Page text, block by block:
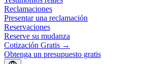
Reclamaciones
Presentar una reclamación
Reservaciones
Reserve su mudanza
Cotización Gratis →
Obtenga un presupuesto gratis